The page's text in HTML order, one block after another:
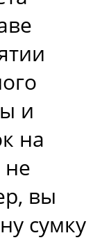
и
на
не
вы
сумку